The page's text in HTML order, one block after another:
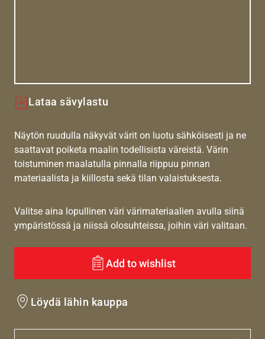
Lataa sävylastu
Näytön ruudulla näkyvät värit on luotu sähköisesti ja ne
saattavat poiketa maalin todellisista väreistä. Värin
toistuminen maalatulla pinnalla riippuu pinnan
materiaalista ja kiillosta sekä tilan valaistuksesta.
Valitse aina lopullinen väri värimateriaalien avulla siinä
ympäristössä ja niissä olosuhteissa, joihin väri valitaan.
Add to wishlist
Löydä lähin kauppa